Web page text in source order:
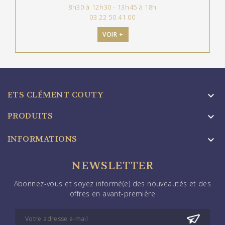
8h30 à 12h30 - 13h45 à 18h
03 22 50 41 00
VOIR +
ETS CLÉMENT COUTY 
PRODUITS 
INFORMATIONS 
NEWSLETTER
Abonnez-vous et soyez informé(e) des nouveautés et des
offres en avant-première